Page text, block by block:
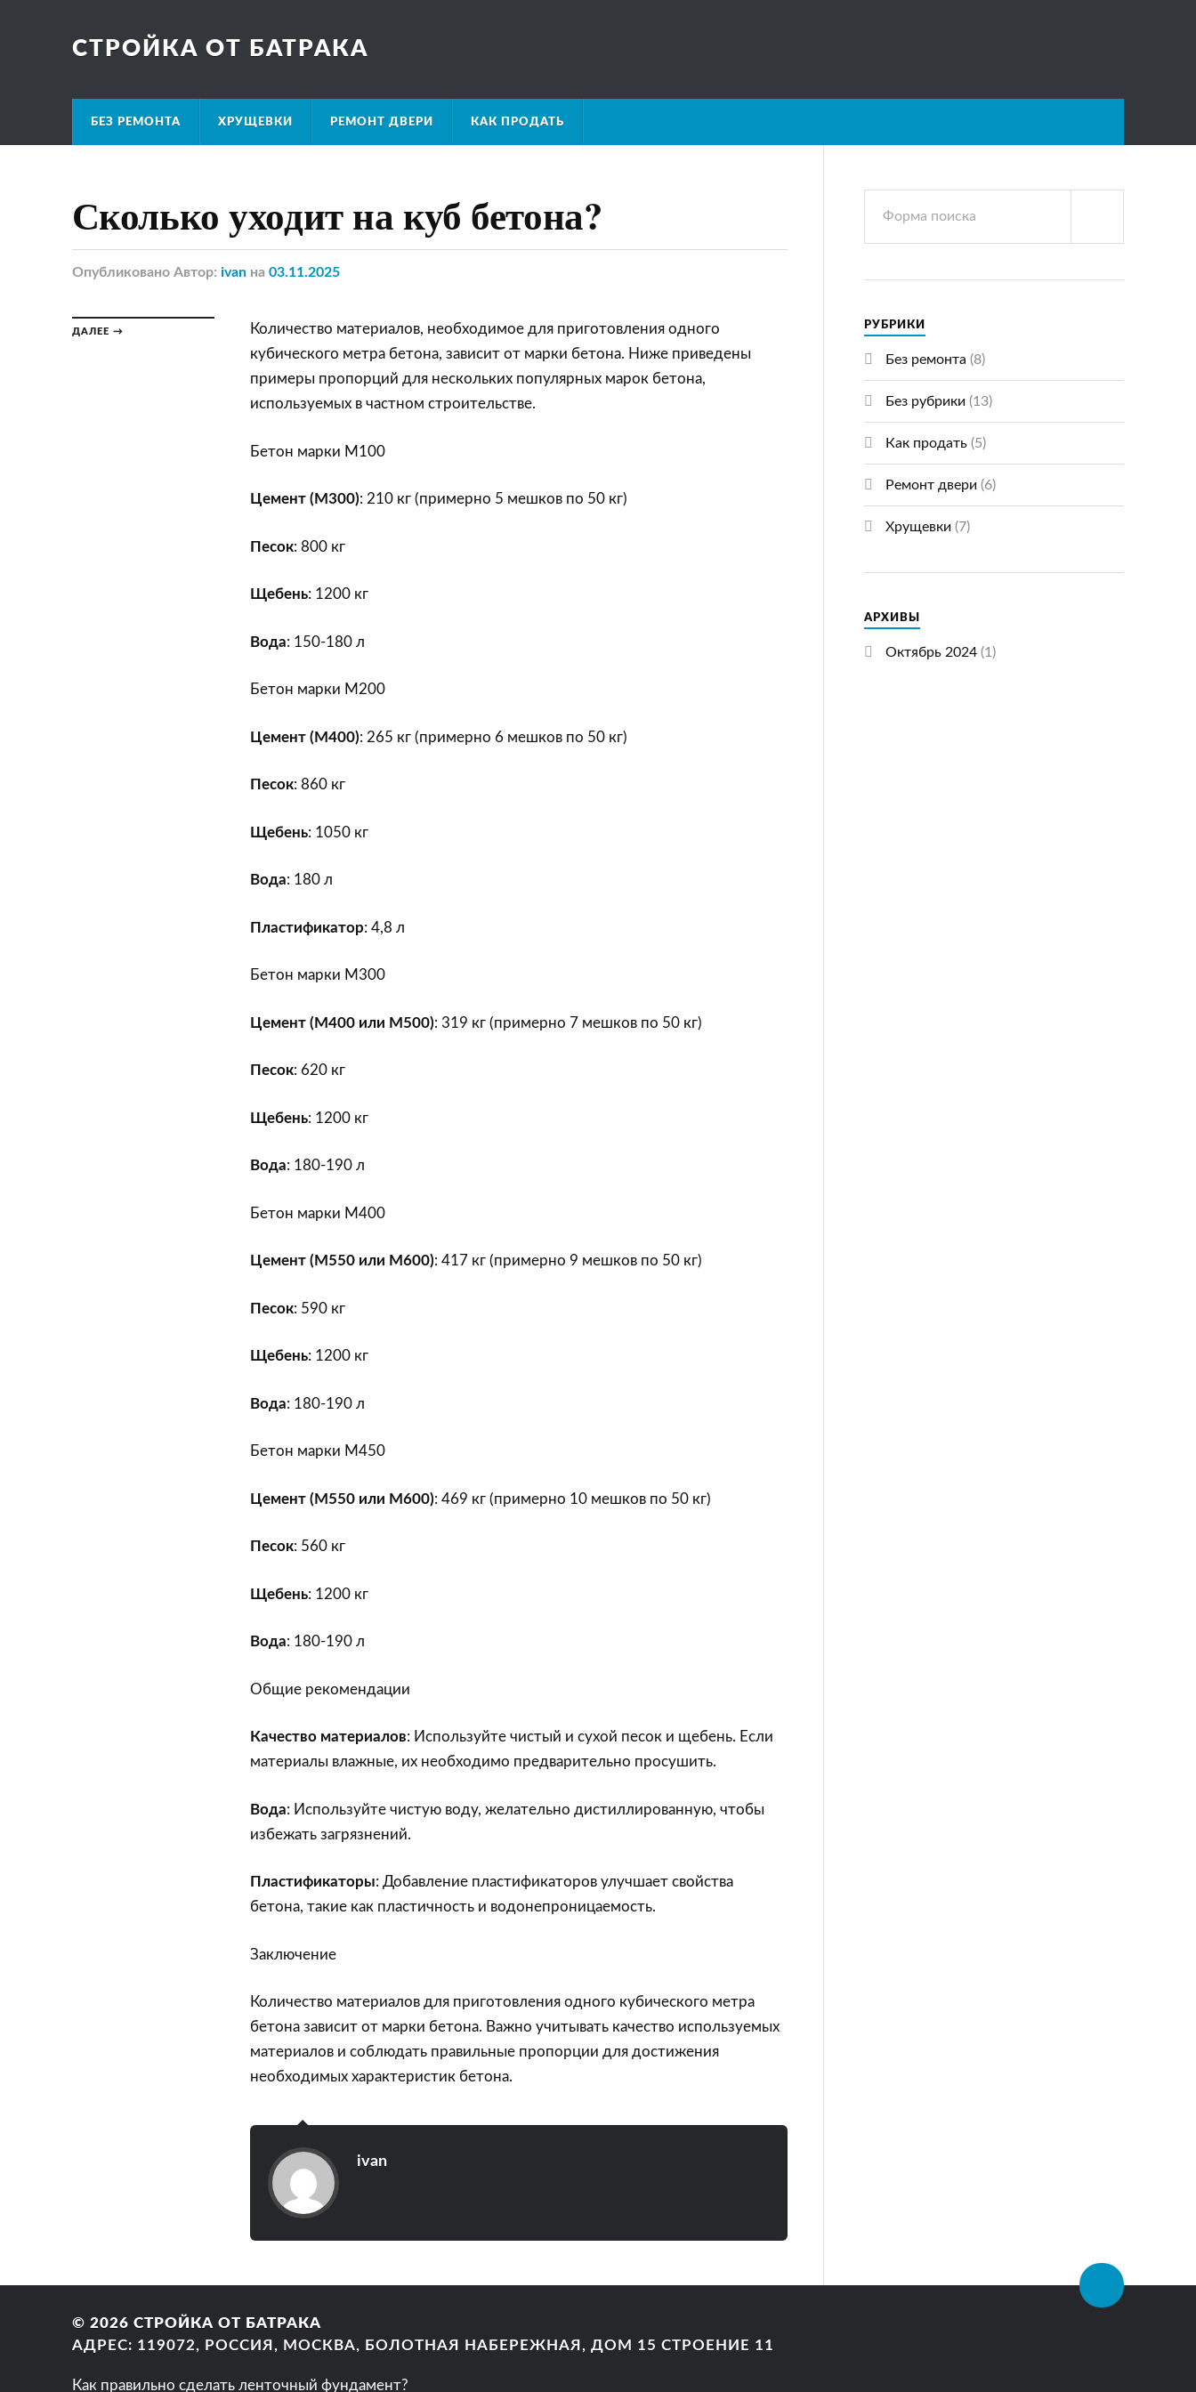
СТРОЙКА ОТ БАТРАКА
БЕЗ РЕМОНТА ХРУЩЕВКИ РЕМОНТ ДВЕРИ КАК ПРОДАТЬ
Сколько уходит на куб бетона?
Опубликовано Автор: ivan на 03.11.2025
ДАЛЕЕ →
Количество материалов, необходимое для приготовления одного
кубического метра бетона, зависит от марки бетона. Ниже приведены
примеры пропорций для нескольких популярных марок бетона,
используемых в частном строительстве.
Бетон марки М100
Цемент (М300): 210 кг (примерно 5 мешков по 50 кг)
Песок: 800 кг
Щебень: 1200 кг
Вода: 150-180 л
Бетон марки М200
Цемент (М400): 265 кг (примерно 6 мешков по 50 кг)
Песок: 860 кг
Щебень: 1050 кг
Вода: 180 л
Пластификатор: 4,8 л
Бетон марки М300
Цемент (М400 или М500): 319 кг (примерно 7 мешков по 50 кг)
Песок: 620 кг
Щебень: 1200 кг
Вода: 180-190 л
Бетон марки М400
Цемент (М550 или М600): 417 кг (примерно 9 мешков по 50 кг)
Песок: 590 кг
Щебень: 1200 кг
Вода: 180-190 л
Бетон марки М450
Цемент (М550 или М600): 469 кг (примерно 10 мешков по 50 кг)
Песок: 560 кг
Щебень: 1200 кг
Вода: 180-190 л
Общие рекомендации
Качество материалов: Используйте чистый и сухой песок и щебень. Если
материалы влажные, их необходимо предварительно просушить.
Вода: Используйте чистую воду, желательно дистиллированную, чтобы
избежать загрязнений.
Пластификаторы: Добавление пластификаторов улучшает свойства
бетона, такие как пластичность и водонепроницаемость.
Заключение
Количество материалов для приготовления одного кубического метра
бетона зависит от марки бетона. Важно учитывать качество используемых
материалов и соблюдать правильные пропорции для достижения
необходимых характеристик бетона.
ivan
РУБРИКИ
Без ремонта (8)
Без рубрики (13)
Как продать(5)
Ремонт двери (6)
Хрущевки (7)
АРХИВЫ
Октябрь 2024(1)
© 2026 СТРОЙКА ОТ БАТРАКА
АДРЕС: 119072, РОССИЯ, МОСКВА, БОЛОТНАЯ НАБЕРЕЖНАЯ, ДОМ 15 СТРОЕНИЕ 11
Как правильно сделать ленточный фундамент?